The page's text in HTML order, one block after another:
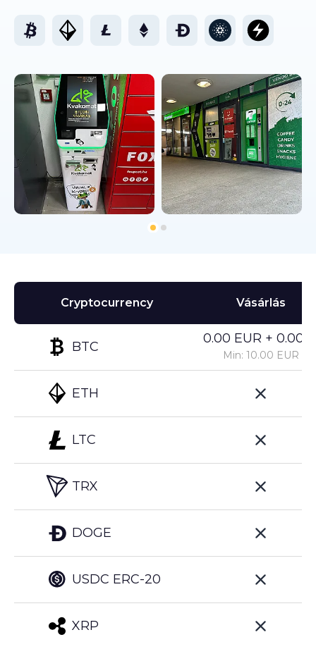
Cryptocurrency
BTC
ETH
LTC
TRX
DOGE
USDC ERC-20
XRP
Vásárlás
0.00 EUR +
Min: 10.00 EUR